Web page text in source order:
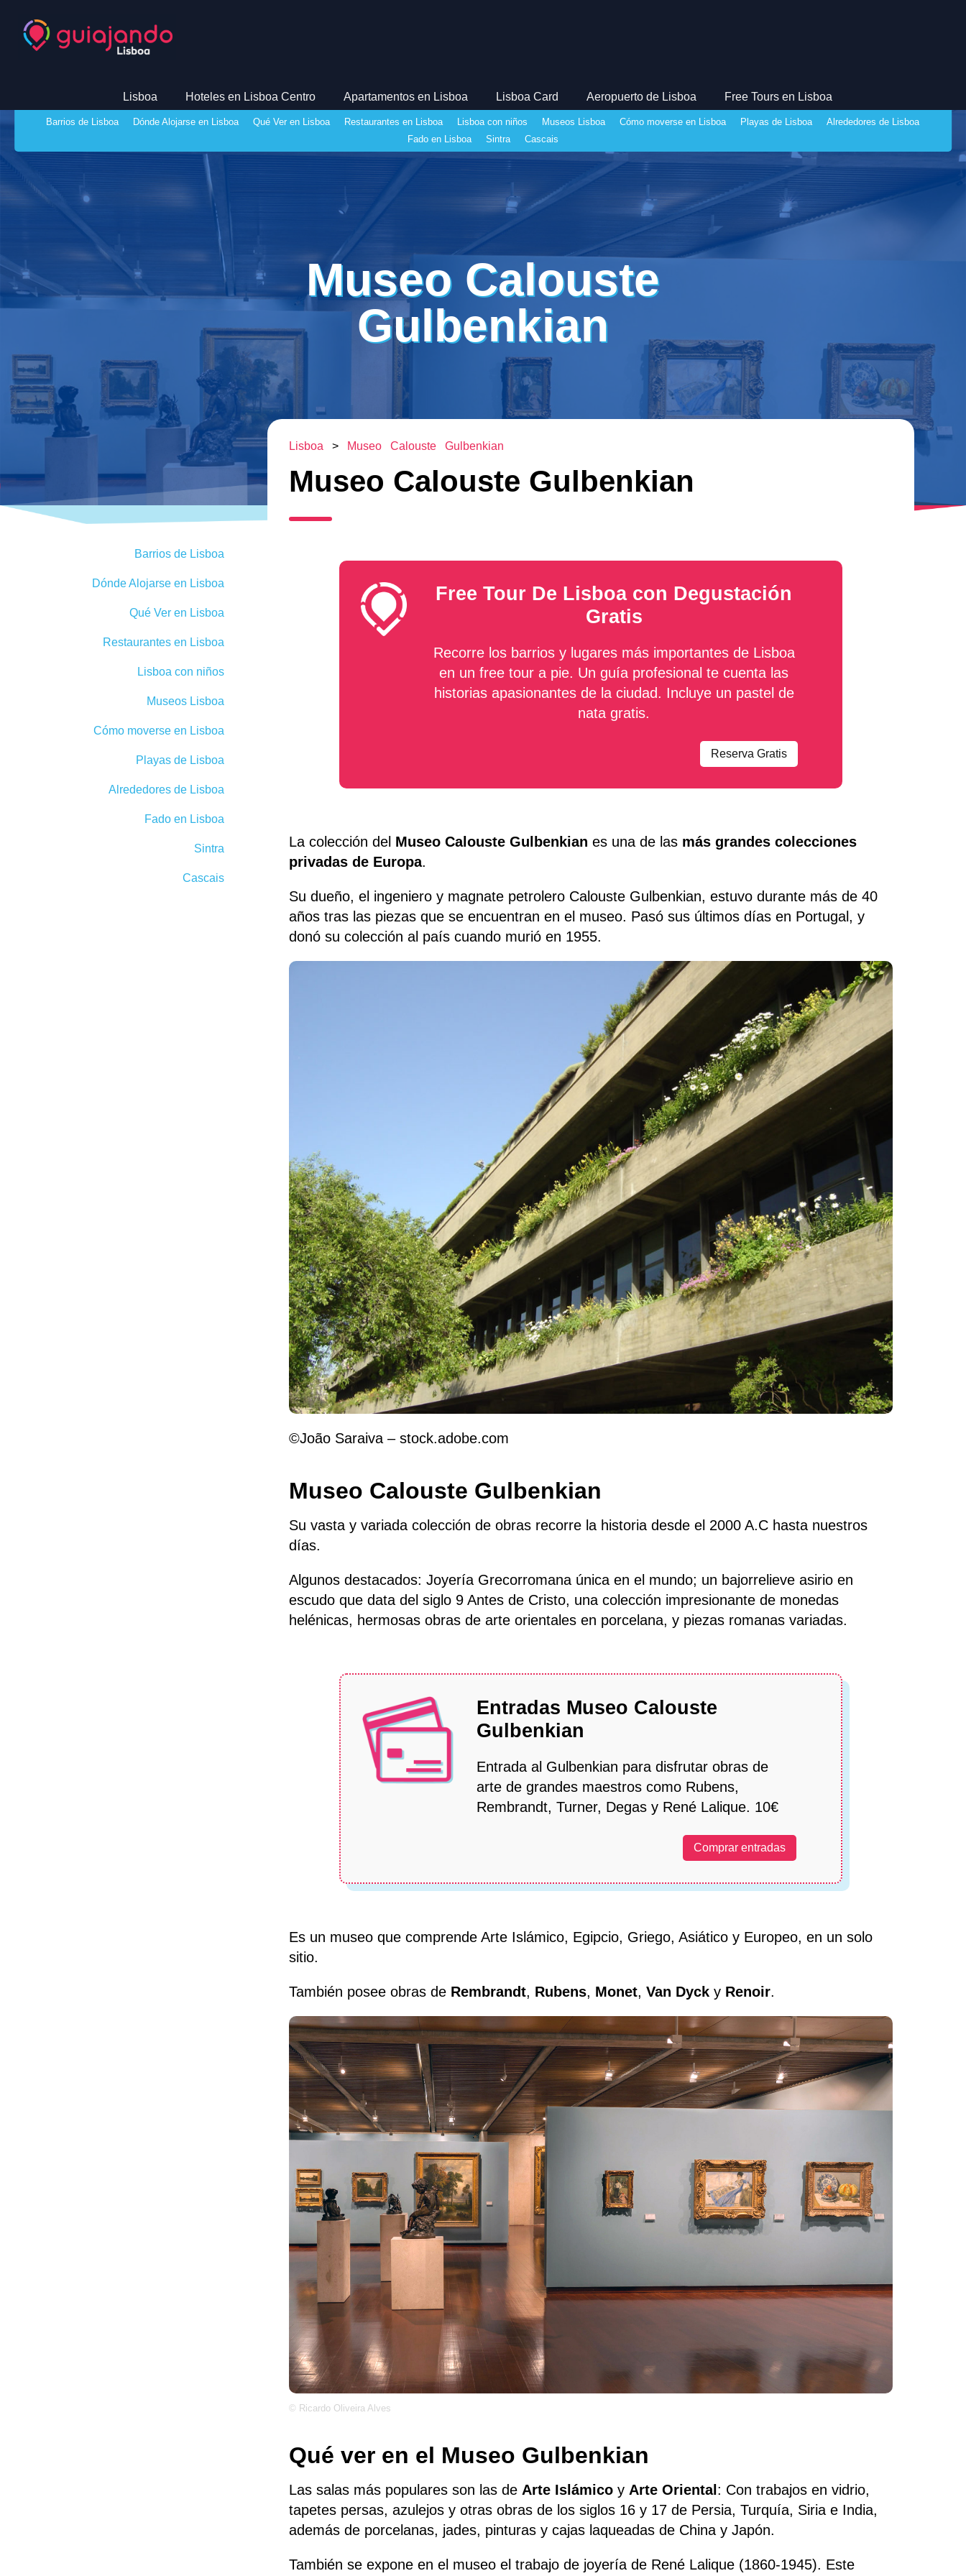
Lisboa Hoteles en Lisboa Centro Apartamentos en Lisboa Lisboa Card Aeropuerto de Lisboa Free Tours en Lisboa
Barrios de Lisboa Dónde Alojarse en Lisboa Qué Ver en Lisboa Restaurantes en Lisboa Lisboa con niños Museos Lisboa Cómo moverse en Lisboa Playas de Lisboa
Alrededores de Lisboa
Fado en Lisboa
Sintra Cascais
Museo Calouste
Gulbenkian
Barrios de Lisboa
Dónde Alojarse en Lisboa
Qué Ver en Lisboa
Restaurantes en Lisboa
Lisboa con niños
Museos Lisboa
Cómo moverse en Lisboa
Playas de Lisboa
Alrededores de Lisboa
Fado en Lisboa
Sintra
Cascais
Lisboa > Museo Calouste Gulbenkian
Museo Calouste Gulbenkian
Free Tour De Lisboa con Degustación
Gratis
Recorre los barrios y lugares más importantes de Lisboa
en un free tour a pie. Un guía profesional te cuenta las
historias apasionantes de la ciudad. Incluye un pastel de
nata gratis.
Reserva Gratis
La colección del Museo Calouste Gulbenkian es una de las más grandes colecciones
privadas de Europa.
Su dueño, el ingeniero y magnate petrolero Calouste Gulbenkian, estuvo durante más de 40
años tras las piezas que se encuentran en el museo. Pasó sus últimos días en Portugal, y
donó su colección al país cuando murió en 1955.
©João Saraiva – stock.adobe.com
Museo Calouste Gulbenkian
Su vasta y variada colección de obras recorre la historia desde el 2000 A.C hasta nuestros
días.
Algunos destacados: Joyería Grecorromana única en el mundo; un bajorrelieve asirio en
escudo que data del siglo 9 Antes de Cristo, una colección impresionante de monedas
helénicas, hermosas obras de arte orientales en porcelana, y piezas romanas variadas.
Entradas Museo Calouste
Gulbenkian
Entrada al Gulbenkian para disfrutar obras de
arte de grandes maestros como Rubens,
Rembrandt, Turner, Degas y René Lalique. 10€
Comprar entradas
Es un museo que comprende Arte Islámico, Egipcio, Griego, Asiático y Europeo, en un solo
sitio.
También posee obras de Rembrandt, Rubens, Monet, Van Dyck y Renoir.
© Ricardo Oliveira Alves
Qué ver en el Museo Gulbenkian
Las salas más populares son las de Arte Islámico y Arte Oriental: Con trabajos en vidrio,
tapetes persas, azulejos y otras obras de los siglos 16 y 17 de Persia, Turquía, Siria e India,
además de porcelanas, jades, pinturas y cajas laqueadas de China y Japón.
También se expone en el museo el trabajo de joyería de René Lalique (1860-1945). Este